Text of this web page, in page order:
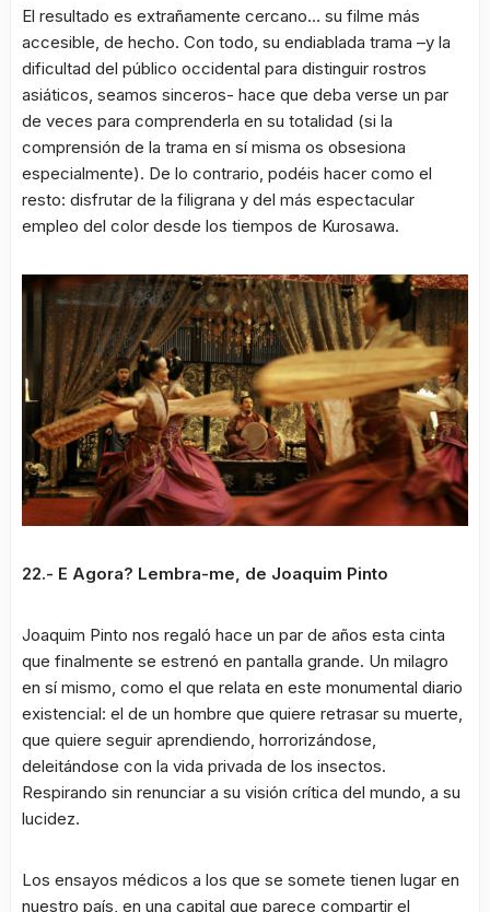
El resultado es extrañamente cercano… su filme más
accesible, de hecho. Con todo, su endiablada trama –y la
dificultad del público occidental para distinguir rostros
asiáticos, seamos sinceros- hace que deba verse un par
de veces para comprenderla en su totalidad (si la
comprensión de la trama en sí misma os obsesiona
especialmente). De lo contrario, podéis hacer como el
resto: disfrutar de la filigrana y del más espectacular
empleo del color desde los tiempos de Kurosawa.
22.- E Agora? Lembra-me, de Joaquim Pinto
Joaquim Pinto nos regaló hace un par de años esta cinta
que finalmente se estrenó en pantalla grande. Un milagro
en sí mismo, como el que relata en este monumental diario
existencial: el de un hombre que quiere retrasar su muerte,
que quiere seguir aprendiendo, horrorizándose,
deleitándose con la vida privada de los insectos.
Respirando sin renunciar a su visión crítica del mundo, a su
lucidez.
Los ensayos médicos a los que se somete tienen lugar en
nuestro país, en una capital que parece compartir el